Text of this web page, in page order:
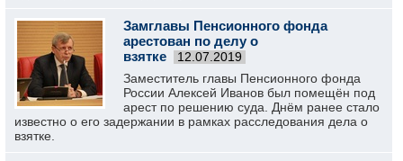
Замглавы Пенсионного фонда
арестован по делу о
взятке
12.07.2019
Заместитель главы Пенсионного фонда
России Алексей Иванов был помещён под
арест по решению суда. Днём ранее стало
известно о его задержании в рамках расследования дела о
взятке.